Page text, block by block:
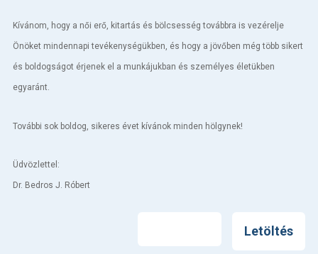
Kívánom, hogy a női erő, kitartás és bölcsesség továbbra is vezérelje
Önöket mindennapi tevékenységükben, és hogy a jövőben még több sikert
és boldogságot érjenek el a munkájukban és személyes életükben
egyaránt.
További sok boldog, sikeres évet kívánok minden hölgynek!
Üdvözlettel:
Dr. Bedros J. Róbert
Letöltés